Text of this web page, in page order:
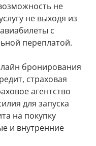
не
не выходя из
с
переплатой.
бронирования
страховая
агентство
для запуска
на покупку
и внутренние